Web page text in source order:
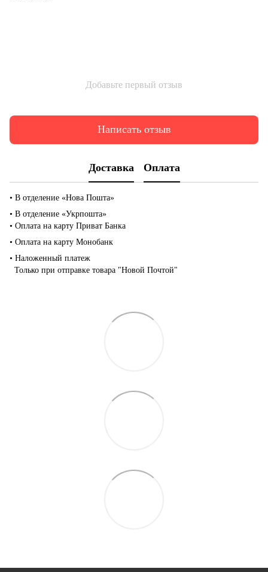
Добавьте первый отзыв
Написать отзыв
Доставка Оплата
• В отделение «Нова Пошта»
• В отделение «Укрпошта»
• Оплата на карту Приват Банка
• Оплата на карту Монобанк
• Наложенный платеж
Только при отправке товара "Новой Почтой"